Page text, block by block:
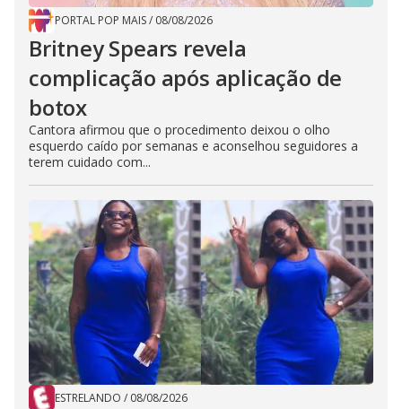
PORTAL POP MAIS/ 08/08/2026
Britney Spears revela
complicação após aplicação de
botox
Cantora afirmou que o procedimento deixou o olho
esquerdo caído por semanas e aconselhou seguidores a
terem cuidado com...
ESTRELANDO / 08/08/2026